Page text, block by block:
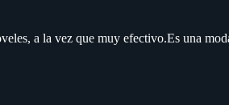
a la vez que muy efectivo.Es una